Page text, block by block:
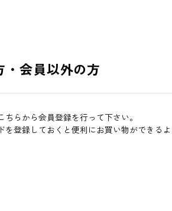
会員以外の方
らから会員登録を行って下さい。
登録しておくと便利にお買い物ができるよ